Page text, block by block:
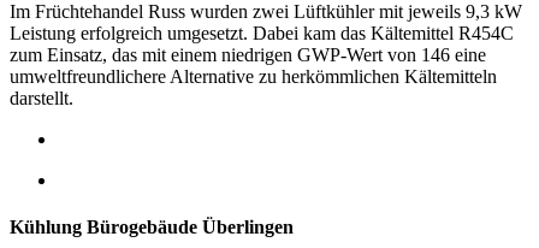
Im Früchtehandel Russ wurden zwei Lüftkühler mit jeweils 9,3 kW
Leistung erfolgreich umgesetzt. Dabei kam das Kältemittel R454C
zum Einsatz, das mit einem niedrigen GWP-Wert von 146 eine
umweltfreundlichere Alternative zu herkömmlichen Kältemitteln
darstellt.
Kühlung Bürogebäude Überlingen